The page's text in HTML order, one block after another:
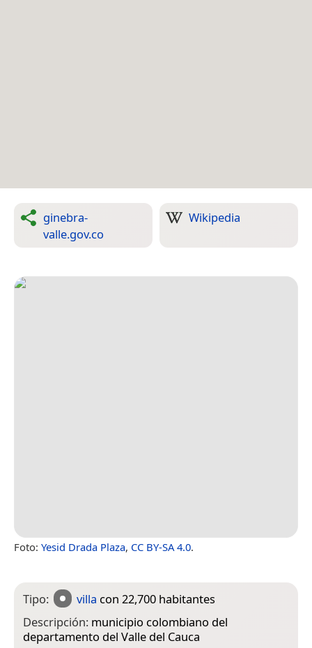
ginebra-
valle.gov.co
Wikipedia
Foto: Yesid Drada Plaza, CC BY-SA 4.0.
Tipo: villa con 22,700 habitantes
Descripción: municipio colombiano del
departamento del Valle del Cauca